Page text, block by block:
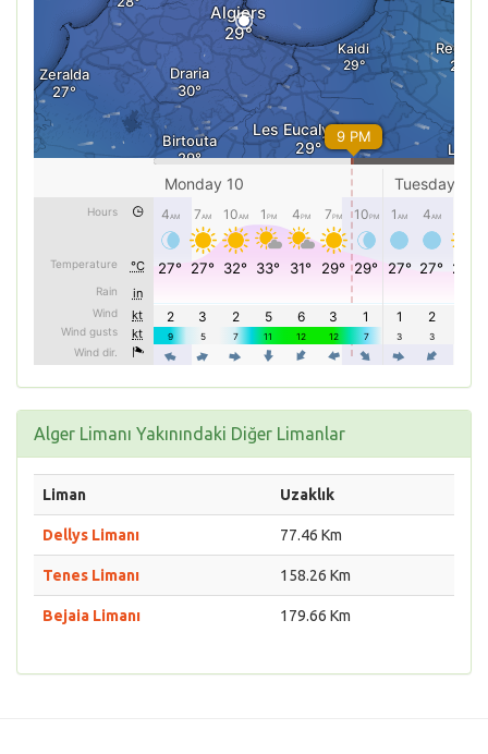
Alger Limanı Yakınındaki Diğer Limanlar
Liman Uzaklık
Dellys Limanı 77.46 Km
Tenes Limanı 158.26 Km
Bejaia Limanı 179.66 Km